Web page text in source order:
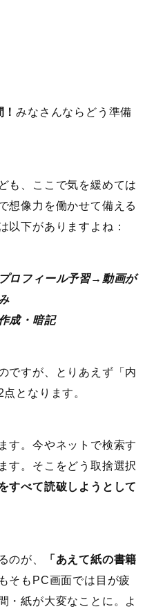
！みなさんならどう準備
も、ここで気を緩めては
想像力を働かせて備える
以下がありますよね：
ロフィール予習→動画が
成・暗記
ですが、とりあえず「内
となります。
す。今やネットで検索す
す。そこをどう取捨選択
すべて読破しようとして
のが、
「あえて紙の書籍
そもPC画面では目が疲
・紙が大変なことに。よ